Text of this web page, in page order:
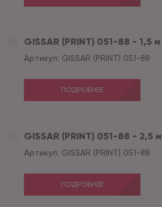
GISSAR (PRINT) 051-88 - 1,5 м
Артикул: GISSAR (PRINT) 051-88
ПОДРОБНЕЕ
GISSAR (PRINT) 051-88 - 2,5 м
Артикул: GISSAR (PRINT) 051-88
ПОДРОБНЕЕ